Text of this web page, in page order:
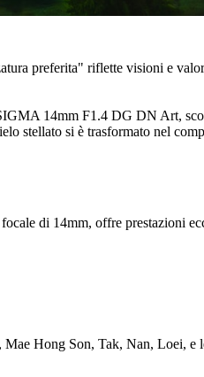
preferita" riflette visioni e
14mm F1.4 DG DN Art,
stellato si è trasformato nel
di 14mm, offre prestazioni
Hong Son, Tak, Nan, Loei, e